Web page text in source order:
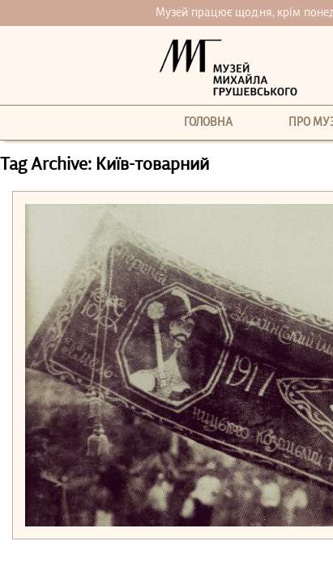
Музей працює щодня, крім
ГОЛОВНА ПРО
Tag Archive: Київ-товарний